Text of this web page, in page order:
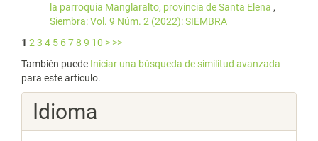
la parroquia Manglaralto, provincia de Santa Elena ,
Siembra: Vol. 9 Núm. 2 (2022): SIEMBRA
1 2 3 4 5 678 9 10 > >>
También puede Iniciar una búsqueda de similitud avanzada
para este artículo.
Idioma